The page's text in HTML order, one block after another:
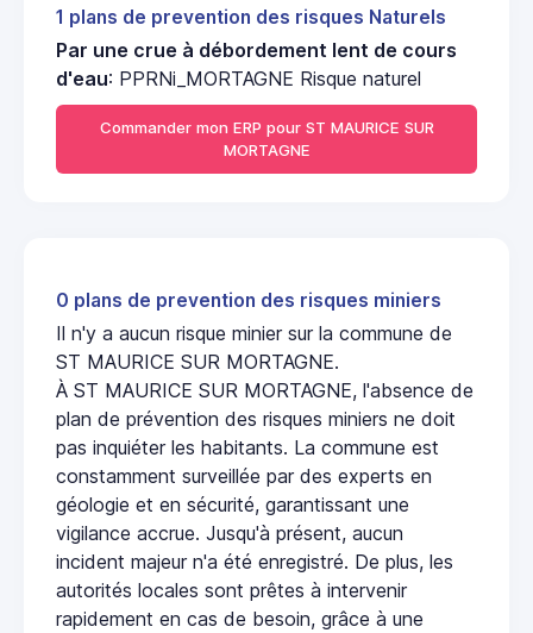
1 plans de prevention des risques Naturels
Par une crue à débordement lent de cours
d'eau: PPRNi_MORTAGNE Risque naturel
Commander mon ERP pour ST MAURICE SUR
MORTAGNE
0 plans de prevention des risques miniers
Il n'y a aucun risque minier sur la commune de
ST MAURICE SUR MORTAGNE.
À ST MAURICE SUR MORTAGNE, l'absence de
plan de prévention des risques miniers ne doit
pas inquiéter les habitants. La commune est
constamment surveillée par des experts en
géologie et en sécurité, garantissant une
vigilance accrue. Jusqu'à présent, aucun
incident majeur n'a été enregistré. De plus, les
autorités locales sont prêtes à intervenir
rapidement en cas de besoin, grâce à une